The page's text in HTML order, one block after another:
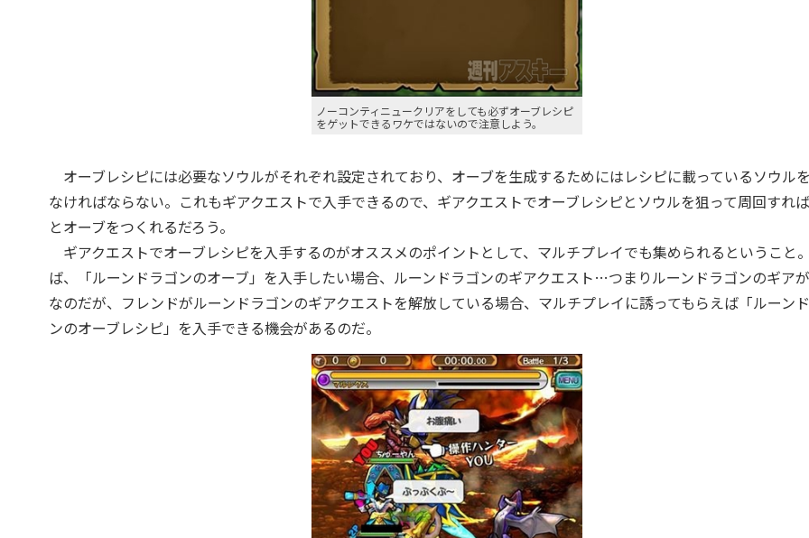
ノーコンティニュークリアをしても必ずオーブレシピ
をゲットできるワケではないので注意しよう。
オーブレシピには必要なソウルがそれぞれ設定されており、オーブを生成するためにはレシピに載っているソウル
なければならない。これもギアクエストで入手できるので、ギアクエストでオーブレシピとソウルを狙って周回すれ
とオーブをつくれるだろう。
ギアクエストでオーブレシピを入手するのがオススメのポイントとして、マルチプレイでも集められるということ
ば、「ルーンドラゴンのオーブ」を入手したい場合、ルーンドラゴンのギアクエスト…つまりルーンドラゴンのギア
なのだが、フレンドがルーンドラゴンのギアクエストを解放している場合、マルチプレイに誘ってもらえば「ルーン
ンのオーブレシピ」を入手できる機会があるのだ。